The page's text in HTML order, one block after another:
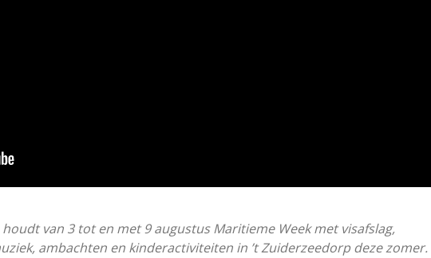
van 3 tot en met 9 augustus Maritieme Week met visafslag,
ambachten en kinderactiviteiten in ’t Zuiderzeedorp deze zomer.